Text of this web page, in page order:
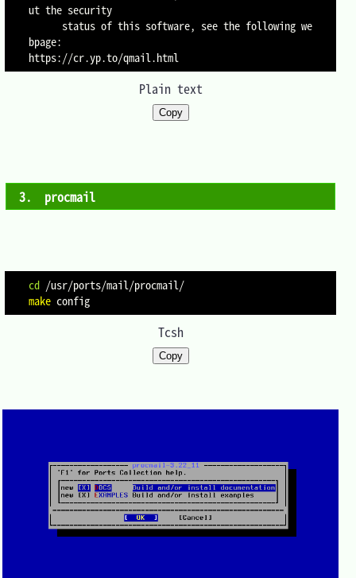
ut the security
bpage:
Plain text
Copy
3.　procmail
cd
make
Tcsh
Copy